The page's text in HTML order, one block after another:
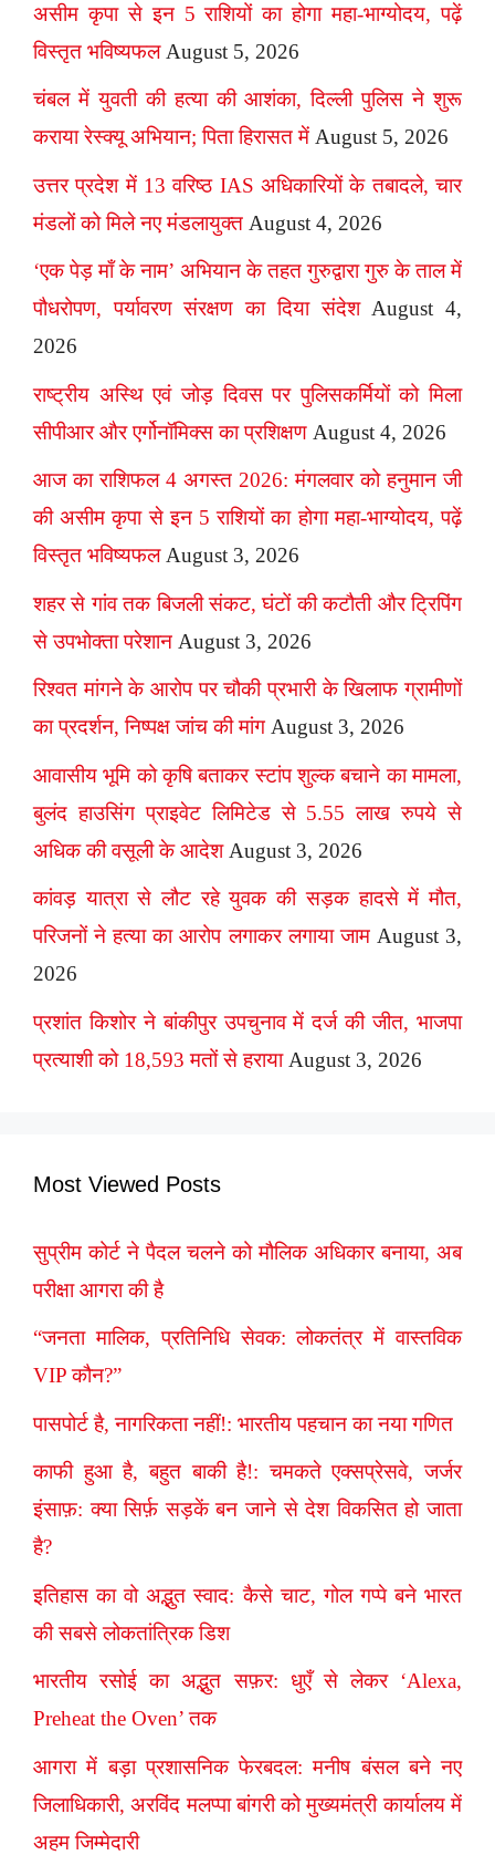
असीम कृपा से इन 5 राशियों का होगा महा-भाग्योदय, पढ़ें
विस्तृत भविष्यफल August 5, 2026
चंबल में युवती की हत्या की आशंका, दिल्ली पुलिस ने शुरू
कराया रेस्क्यू अभियान; पिता हिरासत में August 5, 2026
उत्तर प्रदेश में 13 वरिष्ठ IAS अधिकारियों के तबादले, चार
मंडलों को मिले नए मंडलायुक्त August 4, 2026
‘एक पेड़ माँ के नाम’ अभियान के तहत गुरुद्वारा गुरु के ताल में
पौधरोपण, पर्यावरण संरक्षण का दिया संदेश August 4,
2026
राष्ट्रीय अस्थि एवं जोड़ दिवस पर पुलिसकर्मियों को मिला
सीपीआर और एर्गोनॉमिक्स का प्रशिक्षण August 4, 2026
आज का राशिफल 4 अगस्त 2026: मंगलवार को हनुमान जी
की असीम कृपा से इन 5 राशियों का होगा महा-भाग्योदय, पढ़ें
विस्तृत भविष्यफल August 3, 2026
शहर से गांव तक बिजली संकट, घंटों की कटौती और ट्रिपिंग
से उपभोक्ता परेशान August 3, 2026
रिश्वत मांगने के आरोप पर चौकी प्रभारी के खिलाफ ग्रामीणों
का प्रदर्शन, निष्पक्ष जांच की मांग August 3, 2026
आवासीय भूमि को कृषि बताकर स्टांप शुल्क बचाने का मामला,
बुलंद हाउसिंग प्राइवेट लिमिटेड से 5.55 लाख रुपये से
अधिक की वसूली के आदेश August 3, 2026
कांवड़ यात्रा से लौट रहे युवक की सड़क हादसे में मौत,
परिजनों ने हत्या का आरोप लगाकर लगाया जाम August 3,
2026
प्रशांत किशोर ने बांकीपुर उपचुनाव में दर्ज की जीत, भाजपा
प्रत्याशी को 18,593 मतों से हराया August 3, 2026
Most Viewed Posts
सुप्रीम कोर्ट ने पैदल चलने को मौलिक अधिकार बनाया, अब
परीक्षा आगरा की है
“जनता मालिक, प्रतिनिधि सेवक: लोकतंत्र में वास्तविक
VIP कौन?”
पासपोर्ट है, नागरिकता नहीं!: भारतीय पहचान का नया गणित
काफी हुआ है, बहुत बाकी है!: चमकते एक्सप्रेसवे, जर्जर
इंसाफ़: क्या सिर्फ़ सड़कें बन जाने से देश विकसित हो जाता
है?
इतिहास का वो अद्भुत स्वाद: कैसे चाट, गोल गप्पे बने भारत
की सबसे लोकतांत्रिक डिश
भारतीय रसोई का अद्भुत सफ़र: धुएँ से लेकर ‘Alexa,
Preheat the Oven’ तक
आगरा में बड़ा प्रशासनिक फेरबदल: मनीष बंसल बने नए
जिलाधिकारी, अरविंद मलप्पा बांगरी को मुख्यमंत्री कार्यालय में
अहम जिम्मेदारी